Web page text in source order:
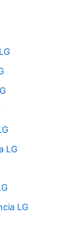
LG
LG